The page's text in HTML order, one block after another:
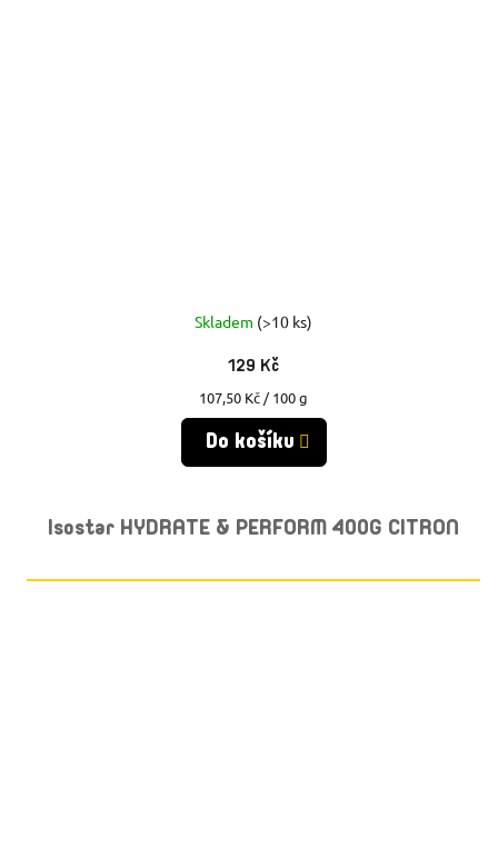
Skladem (>10 ks)
129 Kč
Měrná
cena:
107,50 Kč / 100 g
Do košíku
Isostar HYDRATE & PERFORM 400G CITRON